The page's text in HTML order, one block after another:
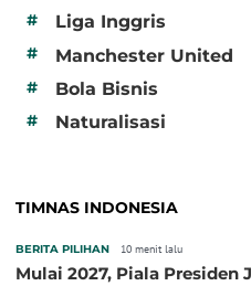
# Liga Inggris
# Manchester United
# Bola Bisnis
# Naturalisasi
TIMNAS INDONESIA
BERITA PILIHAN 10 menit lalu
Mulai 2027, Piala Presiden